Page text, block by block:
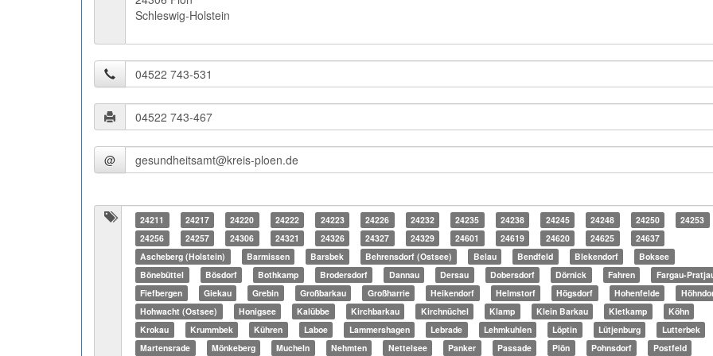
Schleswig-Holstein
@
24211 24217 24220 24222 24223 24226 24232 24235 24238 24245 24248 24250
24253
24256
24257 24306 24321 24326 24327 24329 24601 24619 24620 24625
24637
Ascheberg (Holstein)
Barmissen Barsbek Behrensdorf (Ostsee) Belau Bendfeld Blekendorf
Boksee
Bönebüttel
Bösdorf Bothkamp Brodersdorf Dannau Dersau Dobersdorf Dörnick Fahren
Fargau-
Fiefbergen
Giekau Grebin Großbarkau Großharrie Heikendorf Helmstorf Högsdorf Hohenfelde
Hohwacht (Ostsee)
Honigsee Kalübbe Kirchbarkau Kirchnüchel Klamp Klein Barkau Kletkamp
Köhn
Krokau
Krummbek Kühren Laboe Lammershagen Lebrade Lehmkuhlen Löptin Lütjenburg
Lutterbek
Martensrade
Mönkeberg Mucheln Nehmten Nettelsee Panker Passade Plön Pohnsdorf Postfeld